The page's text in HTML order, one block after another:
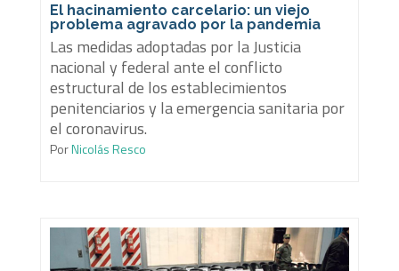
El hacinamiento carcelario: un viejo
problema agravado por la pandemia
Las medidas adoptadas por la Justicia
nacional y federal ante el conflicto
estructural de los establecimientos
penitenciarios y la emergencia sanitaria por
el coronavirus.
PorNicolás Resco